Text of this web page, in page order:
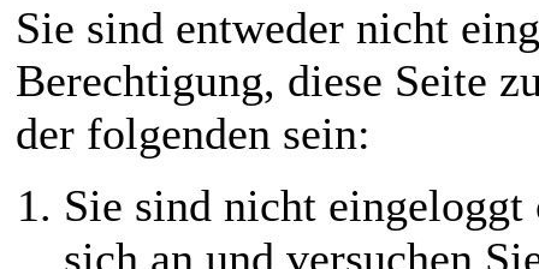
Sie sind entweder nicht
Berechtigung, diese Seite
der folgenden sein:
Sie sind nicht
sich an und versuchen